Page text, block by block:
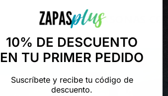
+14.000 PERSONAS
"Consulta nuestras reseñas
10% DE DESCUENTO
EN TU PRIMER PEDIDO
Suscríbete y recibe tu código de
descuento.